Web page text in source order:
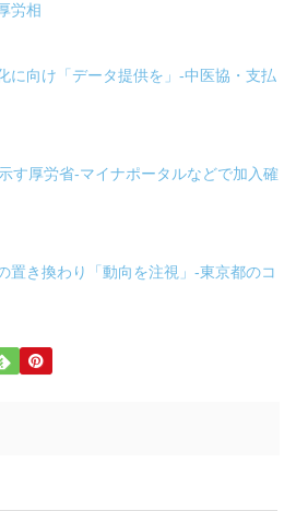
労相
に向け「データ提供を」-中医協・支払
す厚労省-マイナポータルなどで加入確
置き換わり「動向を注視」-東京都のコ